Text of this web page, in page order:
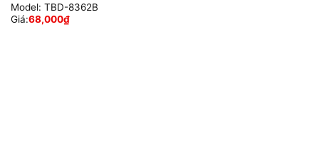
Model: TBD-8362B
Giá:68,000₫